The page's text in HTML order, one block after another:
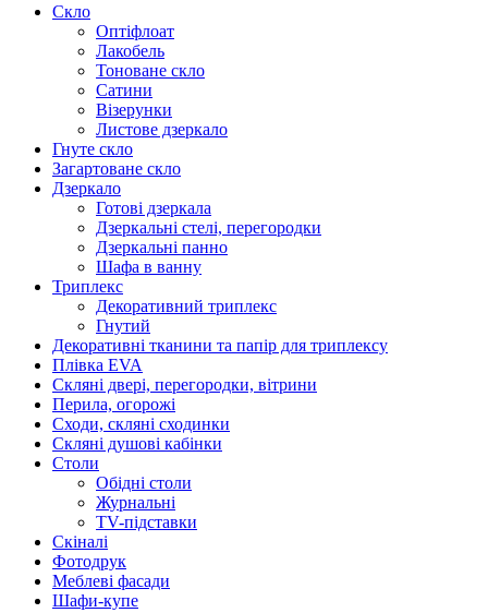
Скло
Оптіфлоат
Лакобель
Тоноване скло
Сатини
Візерунки
Листове дзеркало
Гнуте скло
Загартоване скло
Дзеркало
Готові дзеркала
Дзеркальні стелі, перегородки
Дзеркальні панно
Шафа в ванну
Триплекс
Декоративний триплекс
Гнутий
Декоративні тканини та папір для триплексу
Плівка EVA
Скляні двері, перегородки, вітрини
Перила, огорожі
Сходи, скляні сходинки
Скляні душові кабінки
Столи
Обідні столи
Журнальні
ТV-підставки
Скіналі
Фотодрук
Меблеві фасади
Шафи-купе